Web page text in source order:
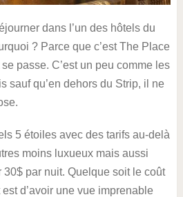
dans l’un des hôtels du
? Parce que c’est The Place
passe. C’est un peu comme les
sauf qu’en dehors du Strip, il ne
5 étoiles avec des tarifs au-delà
moins luxueux mais aussi
par nuit. Quelque soit le coût
d’avoir une vue imprenable